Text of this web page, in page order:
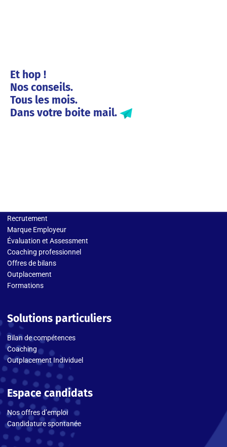
Et hop !
Nos conseils.
Tous les mois.
Dans votre boite mail.
Recrutement
Marque Employeur
Évaluation et Assessment
Coaching professionnel
Offres de bilans
Outplacement
Formations
Solutions particuliers
Bilan de compétences
Coaching
Outplacement Individuel
Espace candidats
Nos offres d’emploi
Candidature spontanée